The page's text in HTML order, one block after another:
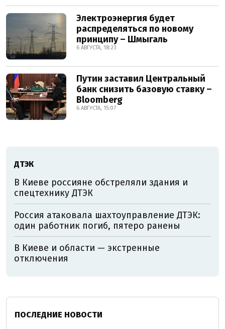
Электроэнергия будет
распределяться по новому
принципу – Шмыгаль
6 АВГУСТА, 18:23
Путин заставил Центральный
банк снизить базовую ставку –
Bloomberg
6 АВГУСТА, 15:07
ДТЭК
В Киеве россияне обстреляли здания и
спецтехнику ДТЭК
Россия атаковала шахтоуправление ДТЭК:
один работник погиб, пятеро ранены
В Киеве и области — экстренные
отключения
ПОСЛЕДНИЕ НОВОСТИ